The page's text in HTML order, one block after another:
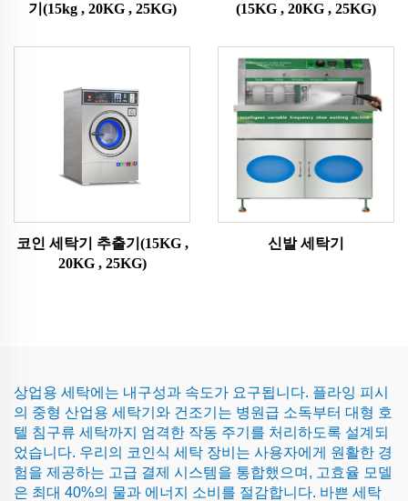
기(15kg , 20KG , 25KG)
(15KG , 20KG , 25KG)
코인 세탁기 추출기(15KG ,
20KG , 25KG)
신발 세탁기
상업용 세탁에는 내구성과 속도가 요구됩니다. 플라잉 피시
의 중형 산업용 세탁기와 건조기는 병원급 소독부터 대형 호
텔 침구류 세탁까지 엄격한 작동 주기를 처리하도록 설계되
었습니다. 우리의 코인식 세탁 장비는 사용자에게 원활한 경
험을 제공하는 고급 결제 시스템을 통합했으며, 고효율 모델
은 최대 40%의 물과 에너지 소비를 절감합니다. 바쁜 세탁